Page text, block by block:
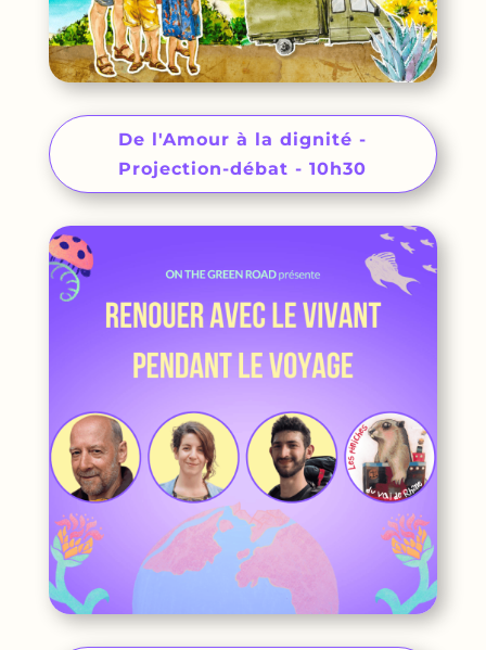
De l'Amour à la dignité -
Projection-débat - 10h30